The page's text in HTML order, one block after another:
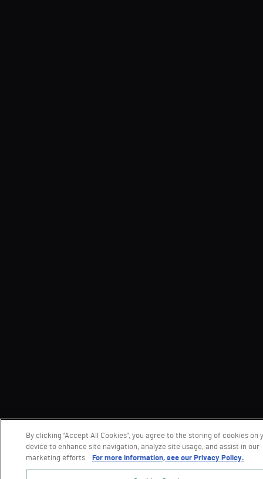
By clicking “Accept All Cookies”, you agree to the storing of cookies on
device to enhance site navigation, analyze site usage, and assist in our
marketing efforts.
For more information, see our Privacy Policy.